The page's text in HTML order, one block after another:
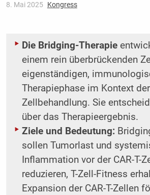
8. Mai 2025 Kongress
Die Bridging-Therapie
einem rein überbrückenden
eigenständigen,
Therapiephase im Kontext der
Zellbehandlung. Sie
über das Therapieergebnis.
Ziele und Bedeutung:
sollen Tumorlast und
Inflammation vor der CAR-T-
reduzieren, T-Zell-Fitness
Expansion der CAR-T-Zellen